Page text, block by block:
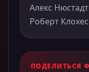
Алекс
Роберт
ПОДЕЛИТЬСЯ